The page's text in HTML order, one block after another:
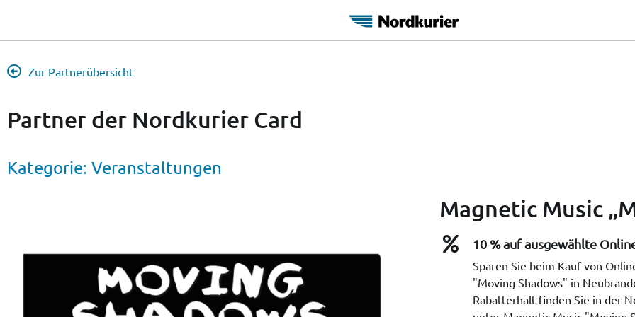
Zur Partnerübersicht
Partner der Nordkurier Card
Kategorie: Veranstaltungen
Magnetic Music
10 % auf ausgewählte
Sparen Sie beim Kauf von
"Moving Shadows" in
Rabatterhalt finden Sie in der